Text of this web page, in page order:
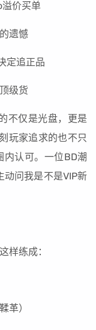
价买单
遗憾
定追正品
级货
不仅是光盘，更是
玩家追求的也不只
认可。一位BD潮
动问我是不是VIP新
样练成：
革）